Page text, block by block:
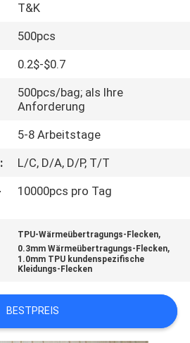
T&K
500pcs
0.2$-$0.7
500pcs/bag; als Ihre
Anforderung
5-8 Arbeitstage
L/C, D/A, D/P, T/T
10000pcs pro Tag
TPU-Wärmeübertragungs-Flecken,
0.3mm Wärmeübertragungs-Flecken,
1.0mm TPU kundenspezifische
Kleidungs-Flecken
BESTPREIS